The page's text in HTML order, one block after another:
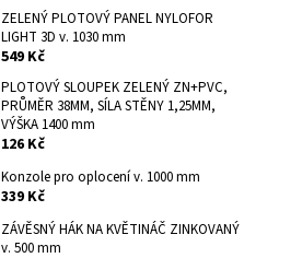
ZELENÝ PLOTOVÝ PANEL NYLOFOR
LIGHT 3D v. 1030 mm
549 Kč
PLOTOVÝ SLOUPEK ZELENÝ ZN+PVC,
PRŮMĚR 38MM, SÍLA STĚNY 1,25MM,
VÝŠKA 1400 mm
126 Kč
Konzole pro oplocení v. 1000 mm
339 Kč
ZÁVĚSNÝ HÁK NA KVĚTINÁČ ZINKOVANÝ
v. 500 mm